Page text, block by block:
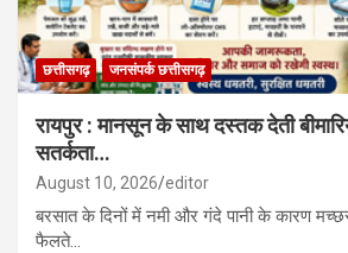
छत्तीसगढ़ जनसंपर्क छत्तीसगढ़
रायपुर : मानसून के साथ दस्तक देती
सतर्कता…
August 10, 2026 editor
बरसात के दिनों में नमी और गंदे पानी के कारण
फैलते…